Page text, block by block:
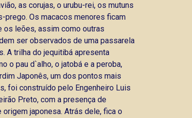
as corujas, o urubu-rei, os mutuns
prego. Os macacos menores ficam
os leões, assim como outras
ser observados de uma passarela
A trilha do jequitibá apresenta
o pau d`alho, o jatobá e a peroba,
Japonês, um dos pontos mais
foi construído pelo Engenheiro Luis
Preto, com a presença de
japonesa. Atrás dele, fica o